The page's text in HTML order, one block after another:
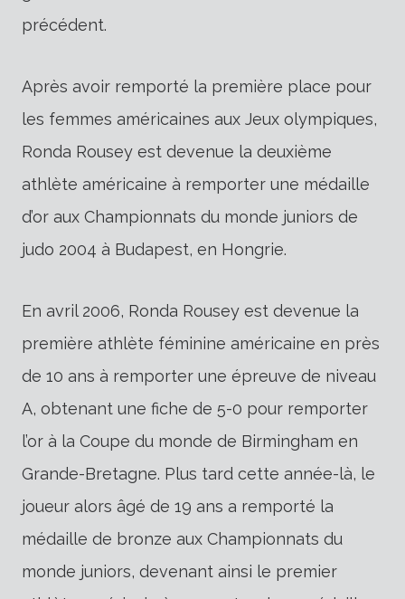
précédent.
Après avoir remporté la première place pour
les femmes américaines aux Jeux olympiques,
Ronda Rousey est devenue la deuxième
athlète américaine à remporter une médaille
d’or aux Championnats du monde juniors de
judo 2004 à Budapest, en Hongrie.
En avril 2006, Ronda Rousey est devenue la
première athlète féminine américaine en près
de 10 ans à remporter une épreuve de niveau
A, obtenant une fiche de 5-0 pour remporter
l’or à la Coupe du monde de Birmingham en
Grande-Bretagne. Plus tard cette année-là, le
joueur alors âgé de 19 ans a remporté la
médaille de bronze aux Championnats du
monde juniors, devenant ainsi le premier